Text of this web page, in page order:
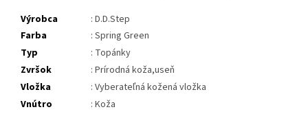
Výrobca
: D.D.Step
Farba
: Spring Green
Typ
: Topánky
Zvršok
: Prírodná koža,useň
Vložka
: Vyberateľná kožená vložka
Vnútro
: Koža